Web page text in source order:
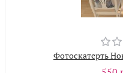
Фотоскатерть